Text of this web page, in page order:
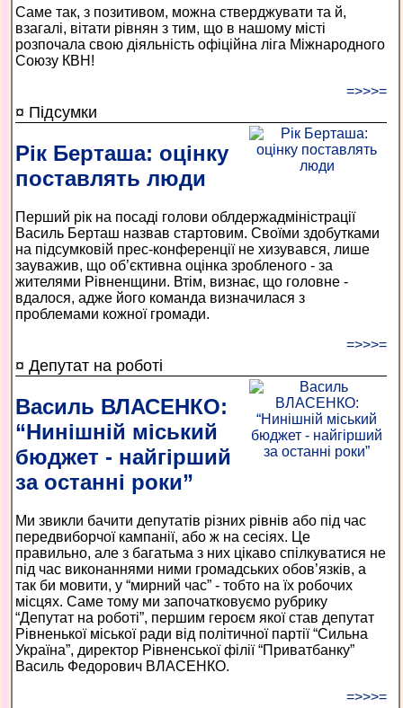
Саме так, з позитивом, можна стверджувати та й,
взагалі, вітати рівнян з тим, що в нашому місті
розпочала свою діяльність офіційна ліга Міжнародного
Союзу КВН!
=>>>=
¤ Підсумки
Рік Берташа: оцінку
поставлять люди
Перший рік на посаді голови облдержадміністрації
Василь Берташ назвав стартовим. Своїми здобутками
на підсумковій прес-конференції не хизувався, лише
зауважив, що об’єктивна оцінка зробленого - за
жителями Рівненщини. Втім, визнає, що головне -
вдалося, адже його команда визначилася з
проблемами кожної громади.
=>>>=
¤ Депутат на роботі
Василь ВЛАСЕНКО:
“Нинішній міський
бюджет - найгірший
за останні роки”
Ми звикли бачити депутатів різних рівнів або під час
передвиборчої кампанії, або ж на сесіях. Це
правильно, але з багатьма з них цікаво спілкуватися не
під час виконаннями ними громадських обов’язків, а
так би мовити, у “мирний час” - тобто на їх робочих
місцях. Саме тому ми започатковуємо рубрику
“Депутат на роботі”, першим героєм якої став депутат
Рівненької міської ради від політичної партії “Сильна
Україна”, директор Рівненської філії “Приватбанку”
Василь Федорович ВЛАСЕНКО.
=>>>=